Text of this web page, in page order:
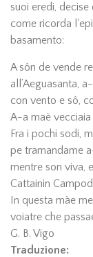
suoi eredi,
come ricorda
basamento:
A sôn de vende
all’Aeguasanta,
con vento e sô,
A-a maè vecciaia
Fra i pochi sodi,
pe tramandame
mentre son viva,
Cattainin
In questa màe
voiatre che
G. B. Vigo
Traduzione: